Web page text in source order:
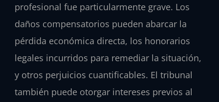
profesional fue particularmente grave. Los
daños compensatorios pueden abarcar la
pérdida económica directa, los honorarios
legales incurridos para remediar la situación,
y otros perjuicios cuantificables. El tribunal
también puede otorgar intereses previos al